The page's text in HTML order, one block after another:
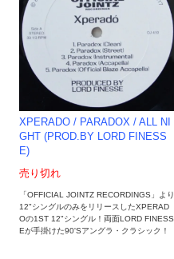
XPERADO / PARADOX / ALL NI
GHT (PROD.BY LORD FINESS
E)
売り切れ
「OFFICIAL JOINTZ RECORDINGS」より
12"シングルのみをリリースしたXPERAD
Oの1ST 12"シングル！両面LORD FINESS
Eが手掛けた90'Sアングラ・クラシック！